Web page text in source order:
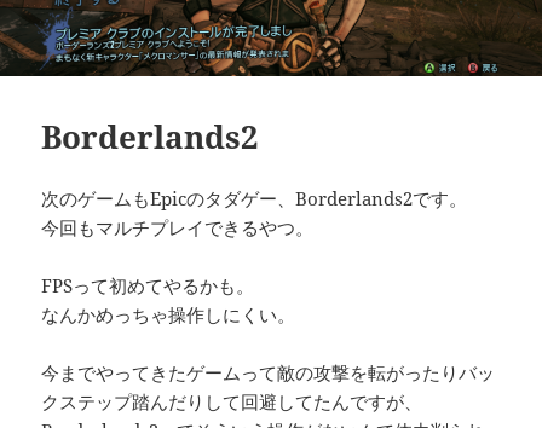
Borderlands2
次のゲームもEpicのタダゲー、Borderlands2です。
今回もマルチプレイできるやつ。
FPSって初めてやるかも。
なんかめっちゃ操作しにくい。
今までやってきたゲームって敵の攻撃を転がったりバッ
クステップ踏んだりして回避してたんですが、